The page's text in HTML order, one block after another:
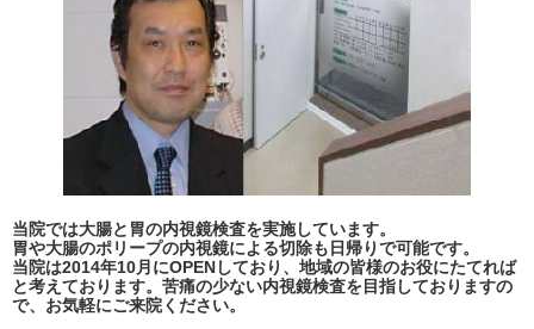
当院では大腸と胃の内視鏡検査を実施しています。
胃や大腸のポリープの内視鏡による切除も日帰りで可能です。
当院は2014年10月にOPENしており、地域の皆様のお役にたてれば
と考えております。苦痛の少ない内視鏡検査を目指しておりますの
で、お気軽にご来院ください。